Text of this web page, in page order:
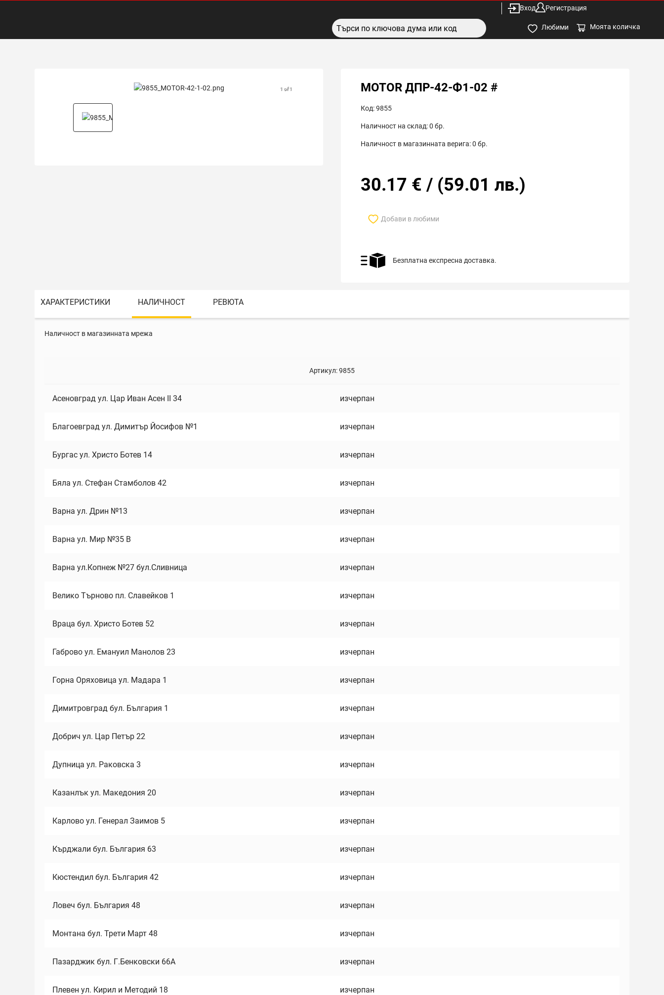
Вход Регистрация
Любими Моята количка
1 of 1 MOTOR ДПР-42-Ф1-02 #
Код:9855
Наличност на склад:0 бр.
Наличност в магазинната верига:0 бр.
30.17 € / (59.01 лв.)
Добави в любими
Безплатна експресна доставка.
ХАРАКТЕРИСТИКИ НАЛИЧНОСТ РЕВЮТА
Наличност в магазинната мрежа
Артикул:9855
Асеновград ул. Цар Иван Асен II 34 изчерпан
Благоевград ул. Димитър Йосифов №1 изчерпан
Бургас ул. Христо Ботев 14 изчерпан
Бяла ул. Стефан Стамболов 42 изчерпан
Варна ул. Дрин №13 изчерпан
Варна ул. Мир №35 В изчерпан
Варна ул.Копнеж №27 бул.Сливница изчерпан
Велико Търново пл. Славейков 1 изчерпан
Враца бул. Христо Ботев 52 изчерпан
Габрово ул. Емануил Манолов 23 изчерпан
Горна Оряховица ул. Мадара 1 изчерпан
Димитровград бул. България 1 изчерпан
Добрич ул. Цар Петър 22 изчерпан
Дупница ул. Раковска 3 изчерпан
Казанлък ул. Македония 20 изчерпан
Карлово ул. Генерал Заимов 5 изчерпан
Кърджали бул. България 63 изчерпан
Кюстендил бул. България 42 изчерпан
Ловеч бул. България 48 изчерпан
Монтана бул. Трети Март 48 изчерпан
Пазарджик бул. Г.Бенковски 66А изчерпан
Плевен ул. Кирил и Методий 18 изчерпан